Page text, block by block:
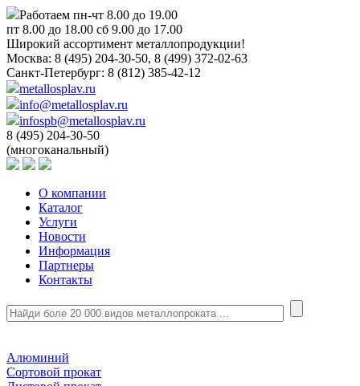
Работаем пн-чт 8.00 до 19.00
пт 8.00 до 18.00 сб 9.00 до 17.00
Широкий ассортимент металлопродукции!
Москва: 8 (495) 204-30-50, 8 (499) 372-02-63
Санкт-Петербург: 8 (812) 385-42-12
metallosplav.ru
info@metallosplav.ru
infospb@metallosplav.ru
8 (495) 204-30-50
(многоканальный)
О компании
Каталог
Услуги
Новости
Информация
Партнеры
Контакты
Алюминий
Сортовой прокат